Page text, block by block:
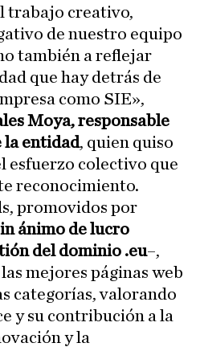
trabajo creativo,
de nuestro equipo
también a reflejar
que hay detrás de
como SIE»,
Moya, responsable
la entidad, quien quiso
esfuerzo colectivo que
reconocimiento.
promovidos por
ánimo de lucro
del dominio .eu–,
mejores páginas web
categorías, valorando
y su contribución a la
y la